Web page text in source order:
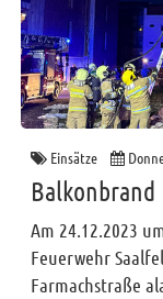
Funktionäre
Info und Tipps
Kontakt
Sitemap
Einsätze
Balkonbrand
Am 24.12.2023
Feuerwehr
Farmachstraße